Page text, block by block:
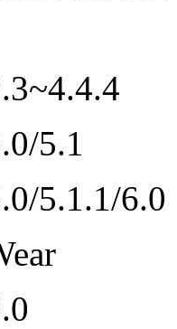
5.1
5.1.1/6.0